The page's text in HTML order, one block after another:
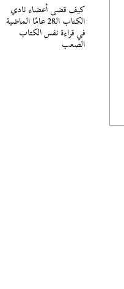
كيف قضى أعضاء نادي
الكتاب الـ28 عامًا الماضية
في قراءة نفس الكتاب
الصعب